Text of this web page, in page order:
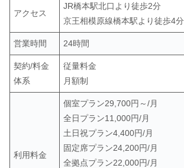
アクセス
JR橋本駅北口より徒歩2分
京王相模原線橋本駅より徒歩4分
営業時間 24時間
契約/料金
体系
従量料金
月額制
利用料金
個室プラン29,700円～/月
全日プラン11,000円/月
土日祝プラン4,400円/月
固定席プラン24,200円/月
全拠点プラン22,000円/月